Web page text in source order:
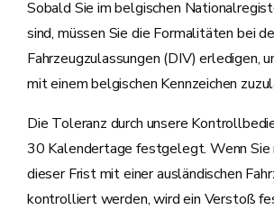
Sobald Sie im belgischen
sind, müssen Sie die Formalitäten bei
Fahrzeugzulassungen (DIV) erledigen,
mit einem belgischen Kennzeichen
Die Toleranz durch unsere
30 Kalendertage festgelegt. Wenn Sie
dieser Frist mit einer ausländischen
kontrolliert werden, wird ein Verstoß